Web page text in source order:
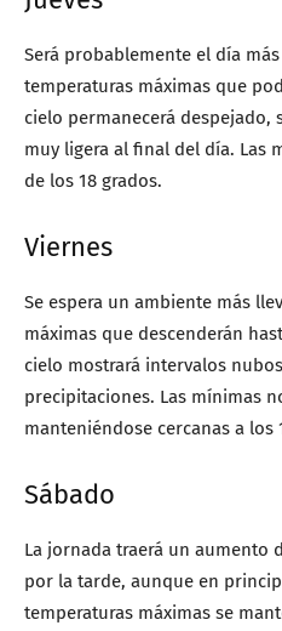
Será probablemente el día
temperaturas máximas que
cielo permanecerá
muy ligera al final del día. Las
de los 18 grados.
Viernes
Se espera un ambiente más
máximas que descenderán
cielo mostrará intervalos
precipitaciones. Las mínimas
manteniéndose cercanas a los
Sábado
La jornada traerá un aumento
por la tarde, aunque en
temperaturas máximas se